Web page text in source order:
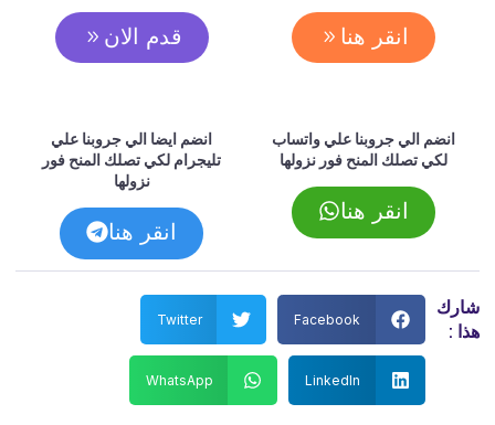
انقر هنا
قدم الان
انضم الي جروبنا علي واتساب
لكي تصلك المنح فور نزولها
انقر هنا
انضم ايضا الي جروبنا علي
تليجرام لكي تصلك المنح فور
نزولها
انقر هنا
شارك
هذا :
Facebook
Twitter
LinkedIn
WhatsApp